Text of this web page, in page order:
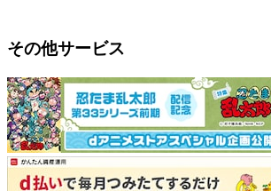
その他サービス